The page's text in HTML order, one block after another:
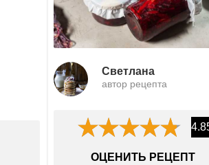
Светлана
автор рецепта
ОЦЕНИТЬ РЕЦЕПТ